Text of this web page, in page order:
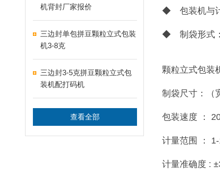
机背封厂家报价
三边封单包拼豆颗粒立式包装
机3-8克
三边封3-5克拼豆颗粒立式包
装机配打码机
查看全部
◆ 包装机与计
◆ 制袋形式：
颗粒立式包装
制袋尺寸：（
包装速度 ：
计量范围 ：
计量准确度 :